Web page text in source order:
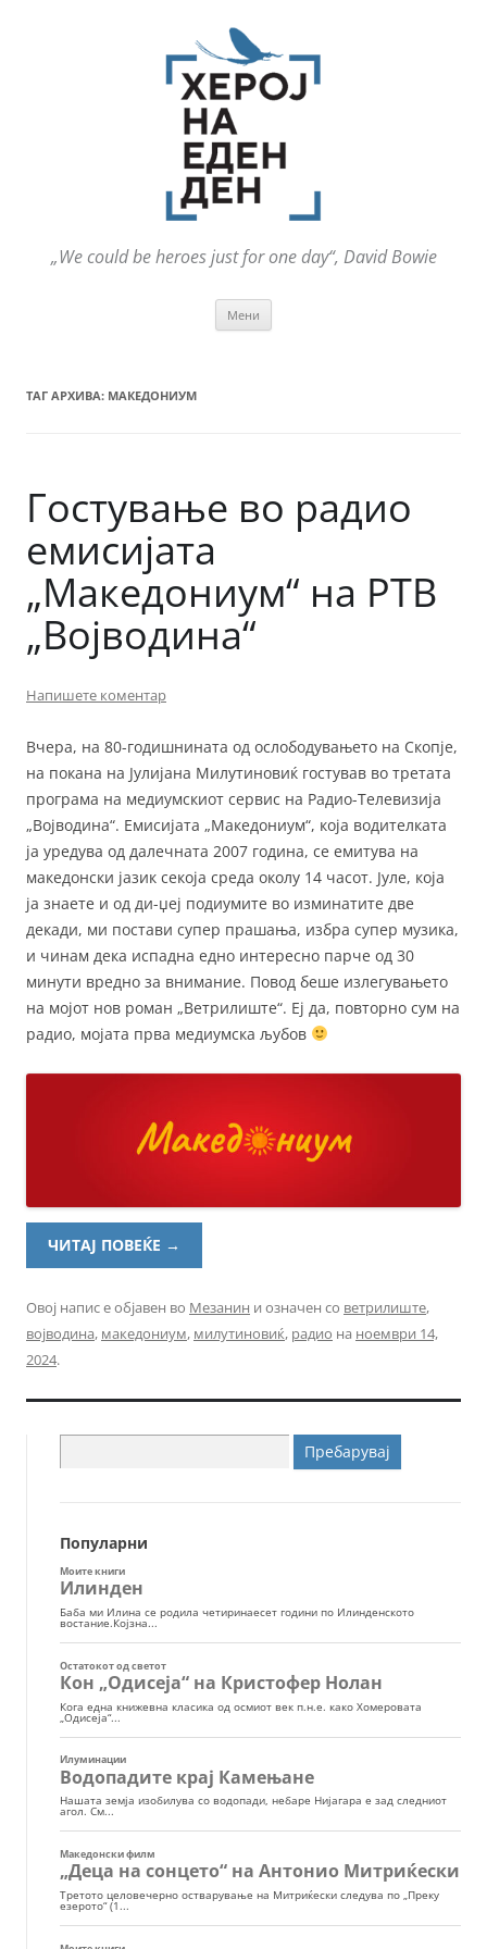
„We could be heroes just for one day“, David Bowie
Мени
ТАГ АРХИВА: МАКЕДОНИУМ
Гостување во радио
емисијата
„Македониум“ на РТВ
„Војводина“
Напишете коментар
Вчера, на 80-годишнината од ослободувањето на Скопје,
на покана на Јулијана Милутиновиќ гостував во третата
програма на медиумскиот сервис на Радио-Телевизија
„Војводина“. Eмисијата „Македониум“, која водителката
ја уредува од далечната 2007 година, се емитува на
македонски јазик секоја среда околу 14 часот. Јуле, која
ја знаете и од ди-џеј подиумите во изминатите две
декади, ми постави супер прашања, избра супер музика,
и чинам дека испадна едно интересно парче од 30
минути вредно за внимание. Повод беше излегувањето
на мојот нов роман „Ветрилиште“. Еј да, повторно сум на
радио, мојата прва медиумска љубов
ЧИТАЈ ПОВЕЌЕ →
Овој напис е објавен во Мезанин и означен со ветрилиште,
војводина, македониум, милутиновиќ, радио на ноември 14,
2024.
за:
Популарни